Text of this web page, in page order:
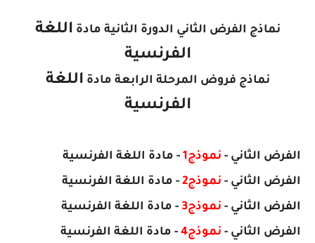
نماذج الفرض الثاني الدورة الثانية مادة اللغة
الفرنسية
نماذج فروض المرحلة الرابعة مادة اللغة
الفرنسية
الفرض الثاني - نموذج1
- مادة اللغة الفرنسية
الفرض الثاني - نموذج2 - مادة اللغة الفرنسية
الفرض الثاني - نموذج3 - مادة اللغة الفرنسية
الفرض الثاني - نموذج4 - مادة اللغة الفرنسية